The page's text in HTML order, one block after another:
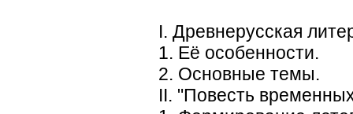
I. Древнерусская
1. Её особенности.
2. Основные темы.
II. "Повесть